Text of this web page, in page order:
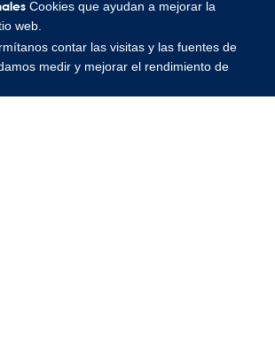
Cookies que ayudan a mejorar la
web.
contar las visitas y las fuentes de
medir y mejorar el rendimiento de